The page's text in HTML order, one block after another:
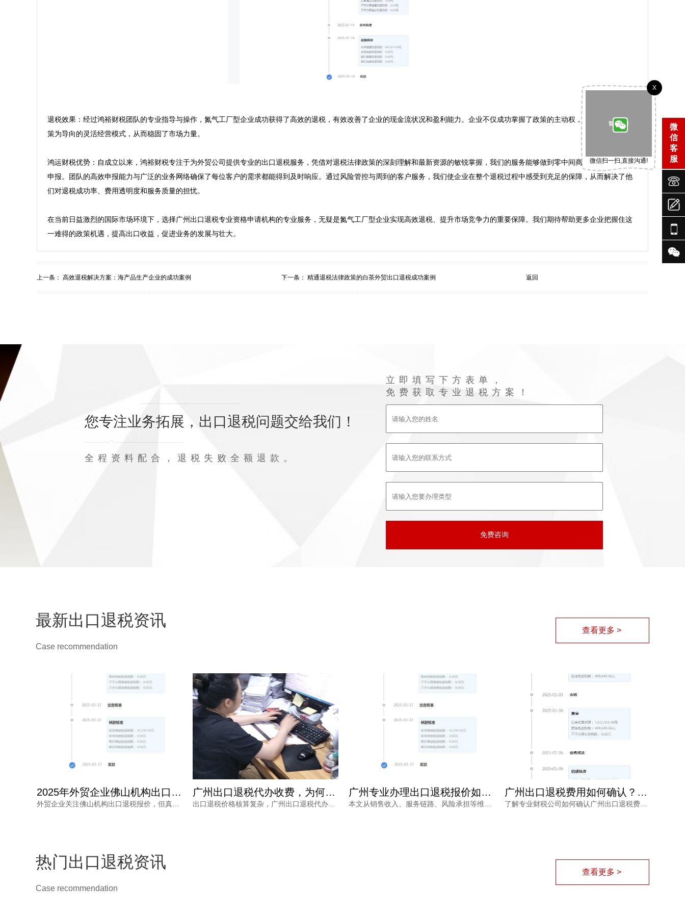
退税效果：经过鸿裕财税团队的专业指导与操作，氮气工厂型企业成功获得了高效的退税，有效改善了企业的现金流状况和盈利能力。企业不仅成功掌握了政策的主动权，还建立起了以政
策为导向的灵活经营模式，从而稳固了市场力量。
鸿运财税优势：自成立以来，鸿裕财税专注于为外贸公司提供专业的出口退税服务，凭借对退税法律政策的深刻理解和最新资源的敏锐掌握，我们的服务能够做到零中间商、零失误的退税
申报。团队的高效申报能力与广泛的业务网络确保了每位客户的需求都能得到及时响应。通过风险管控与周到的客户服务，我们使企业在整个退税过程中感受到充足的保障，从而解决了他
们对退税成功率、费用透明度和服务质量的担忧。
在当前日益激烈的国际市场环境下，选择广州出口退税专业资格申请机构的专业服务，无疑是氮气工厂型企业实现高效退税、提升市场竞争力的重要保障。我们期待帮助更多企业把握住这
上一条： 高效退税解决方案：海产品生产企业的成功案例 下一条： 精通退税法律政策的白茶外贸出口退税成功案例 返回
您专注业务拓展，出口退税问题交给我们！
全程资料配合，退税失败全额退款。
立即填写下方表单，
免费获取专业退税方案！
最新出口退税资讯
Case recommendation
查看更多 >
2025年外贸企业佛山机构出口退税报价多少？选错白花钱 广州出口退税代办收费，为何从几千到上万不等？一文读懂 广州专业办理出口退税报价如何确定？看完不再被低价套路 广州出口退税费用如何确认？专业财税公司根据什么定价？
热门出口退税资讯
Case recommendation
查看更多 >
微
信
客
服
X
微信扫一扫,直接沟通!




